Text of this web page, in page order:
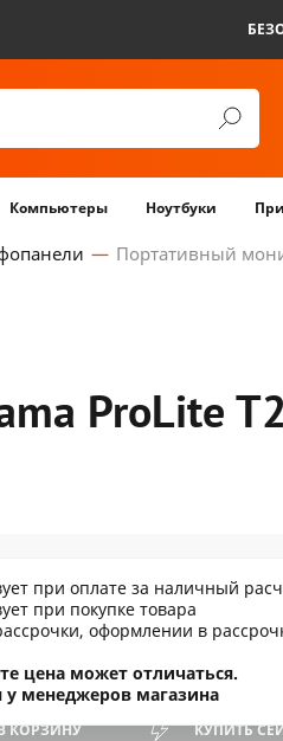
Компьютеры Ноутбуки
Портативный
ProLite
BYN 1450.59
при оплате за наличный
при покупке товара
оформлении в
цена может отличаться.
менеджеров магазина
о снижении цены
КОРЗИНУ КУПИТЬ